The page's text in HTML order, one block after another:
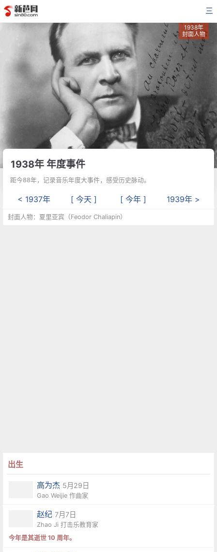
三
1938年
封面人物
1938年 年度事件
距今88年，记录音乐年度大事件，感受历史脉动。
< 1937年 [ 今天 ] [ 今年 ] 1939年 >
封面人物：夏里亚宾（Feodor Chaliapin）
出生
高为杰 5月29日
Gao Weijie 作曲家
赵纪7月7日
Zhao Ji 打击乐教育家
今年是其逝世 10 周年。